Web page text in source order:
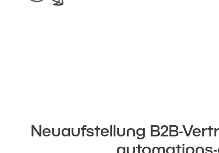
Neuaufstellung B2B-